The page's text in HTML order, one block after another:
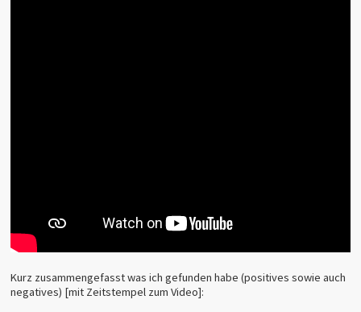
Kurz zusammengefasst was ich gefunden habe (positives sowie auch
negatives) [mit Zeitstempel zum Video]: